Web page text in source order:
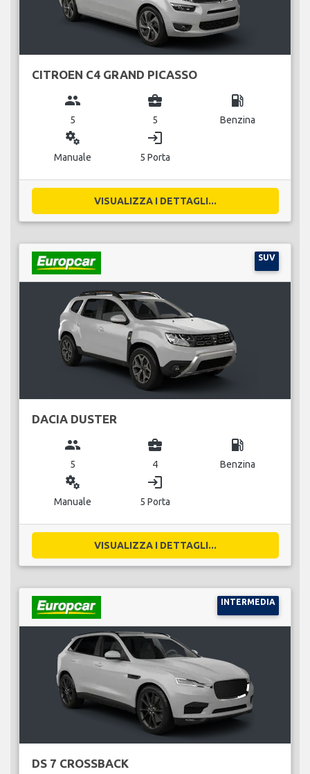
CITROEN C4 GRAND PICASSO
group
5
business_center
5
local_gas_station
Benzina
miscellaneous_services
Manuale
login
5 Porta
VISUALIZZA I DETTAGLI...
SUV
DACIA DUSTER
group
5
business_center
4
local_gas_station
Benzina
miscellaneous_services
Manuale
login
5 Porta
VISUALIZZA I DETTAGLI...
INTERMEDIA
DS 7 CROSSBACK